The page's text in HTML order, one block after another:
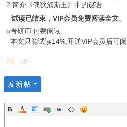
2.简介《俄狄浦斯王》中的谜语
试读已结束，VIP会员免费阅读全文。
5考研币 付费阅读
本文只能试读14%,开通VIP会员后可阅
回复
发新帖